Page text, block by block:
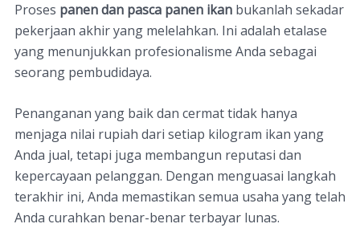
Proses panen dan pasca panen ikan bukanlah sekadar
pekerjaan akhir yang melelahkan. Ini adalah etalase
yang menunjukkan profesionalisme Anda sebagai
seorang pembudidaya.
Penanganan yang baik dan cermat tidak hanya
menjaga nilai rupiah dari setiap kilogram ikan yang
Anda jual, tetapi juga membangun reputasi dan
kepercayaan pelanggan. Dengan menguasai langkah
terakhir ini, Anda memastikan semua usaha yang telah
Anda curahkan benar-benar terbayar lunas.